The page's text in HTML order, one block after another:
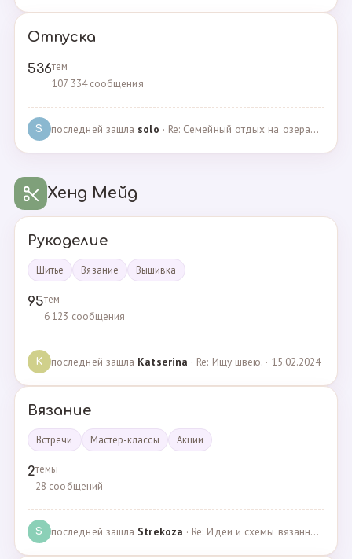
Отпуска
536тем
107 334 сообщения
S последней зашла solo · Re: Семейный отдых на озерах Челябинской области. П… · 04.05.2025
Хенд Мейд
Рукоделие
Шитье Вязание Вышивка
95тем
6 123 сообщения
K последней зашла Katserina · Re: Ищу швею. · 15.02.2024
Вязание
Встречи Мастер-классы Акции
2темы
28 сообщений
S последней зашла Strekoza · Re: Идеи и схемы вязанных шариков · 16.12.2020